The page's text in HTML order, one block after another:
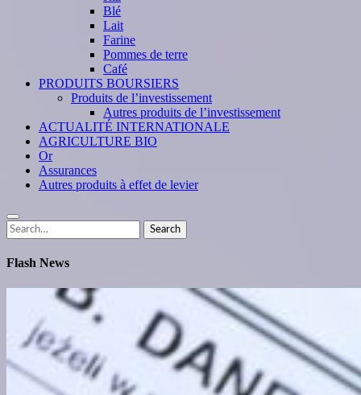
Blé
Lait
Farine
Pommes de terre
Café
PRODUITS BOURSIERS
Produits de l’investissement
Autres produits de l’investissement
ACTUALITÉ INTERNATIONALE
AGRICULTURE BIO
Or
Assurances
Autres produits à effet de levier
Search
for:
Search
Flash News